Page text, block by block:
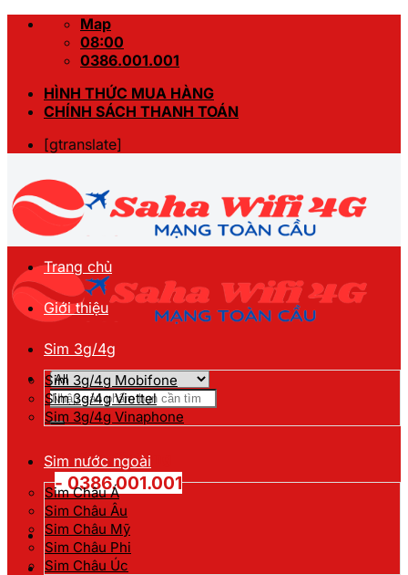
Skip
Map
08:00
0386.001.001
HÌNH THỨC MUA HÀNG
CHÍNH SÁCH THANH TOÁN
[gtranslate]
Tìm
kiếm:
Hotline đặt hàng
- 0386.001.001
Trang chủ
Giới thiệu
Sim 3g/4g
Sim 3g/4g Mobifone
Sim 3g/4g Viettel
Sim 3g/4g Vinaphone
Sim nước ngoài
Sim Châu Á
Sim Châu Âu
Sim Châu Mỹ
Sim Châu Phi
Sim Châu Úc